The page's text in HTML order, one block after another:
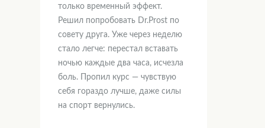
только временный эффект.
Решил попробовать Dr.Prost по
совету друга. Уже через неделю
стало легче: перестал вставать
ночью каждые два часа, исчезла
боль. Пропил курс — чувствую
себя гораздо лучше, даже силы
на спорт вернулись.